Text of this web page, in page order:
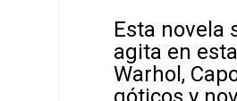
Esta novela
agita en
Warhol,